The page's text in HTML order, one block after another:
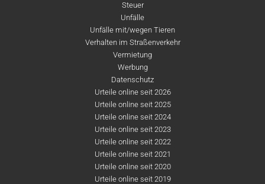
Steuer
Unfälle
Unfälle mit/wegen Tieren
Verhalten im Straßenverkehr
Vermietung
Werbung
Datenschutz
Urteile online seit 2026
Urteile online seit 2025
Urteile online seit 2024
Urteile online seit 2023
Urteile online seit 2022
Urteile online seit 2021
Urteile online seit 2020
Urteile online seit 2019